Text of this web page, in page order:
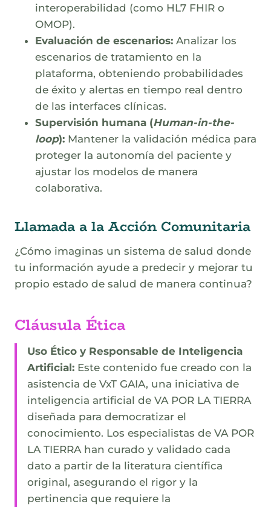
interoperabilidad (como HL7 FHIR o
OMOP).
Evaluación de escenarios: Analizar los
escenarios de tratamiento en la
plataforma, obteniendo probabilidades
de éxito y alertas en tiempo real dentro
de las interfaces clínicas.
Supervisión humana (Human-in-the-
loop): Mantener la validación médica para
proteger la autonomía del paciente y
ajustar los modelos de manera
colaborativa.
Llamada a la Acción Comunitaria
¿Cómo imaginas un sistema de salud donde
tu información ayude a predecir y mejorar tu
propio estado de salud de manera continua?
Cláusula Ética
Uso Ético y Responsable de Inteligencia
Artificial: Este contenido fue creado con la
asistencia de VxT GAIA, una iniciativa de
inteligencia artificial de VA POR LA TIERRA
diseñada para democratizar el
conocimiento. Los especialistas de VA POR
LA TIERRA han curado y validado cada
dato a partir de la literatura científica
original, asegurando el rigor y la
pertinencia que requiere la